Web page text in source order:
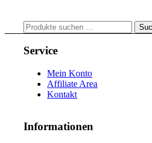
Suchen
nach:
Service
Mein Konto
Affiliate Area
Kontakt
Informationen